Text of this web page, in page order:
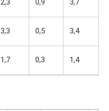
2,3 0,9 3,7
3,3 0,5 3,4
1,7 0,3 1,4